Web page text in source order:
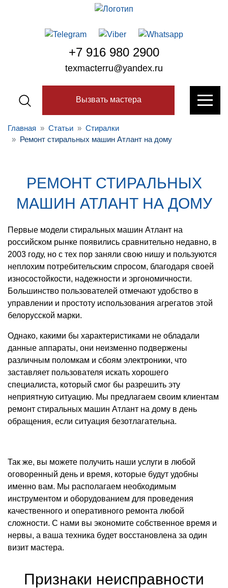
+7 916 980 2900
texmacterru@yandex.ru
Вызвать мастера
Главная Статьи
Стиралки
Ремонт стиральных машин Атлант на дому
РЕМОНТ СТИРАЛЬНЫХ
МАШИН АТЛАНТ НА ДОМУ
Первые модели стиральных машин Атлант на
российском рынке появились сравнительно недавно, в
2003 году, но с тех пор заняли свою нишу и пользуются
неплохим потребительским спросом, благодаря своей
износостойкости, надежности и эргономичности.
Большинство пользователей отмечают удобство в
управлении и простоту использования агрегатов этой
белорусской марки.
Однако, какими бы характеристиками не обладали
данные аппараты, они неизменно подвержены
различным поломкам и сбоям электроники, что
заставляет пользователя искать хорошего
специалиста, который смог бы разрешить эту
неприятную ситуацию. Мы предлагаем своим клиентам
ремонт стиральных машин Атлант на дому в день
обращения, если ситуация безотлагательна.
Так же, вы можете получить наши услуги в любой
оговоренный день и время, которые будут удобны
именно вам. Мы располагаем необходимым
инструментом и оборудованием для проведения
качественного и оперативного ремонта любой
сложности. С нами вы экономите собственное время и
нервы, а ваша техника будет восстановлена за один
визит мастера.
Признаки неисправности